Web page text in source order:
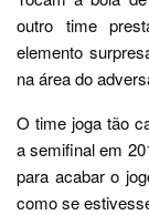
outro time
elemento
na área do
O time joga tão
a semifinal em
para acabar o
como se